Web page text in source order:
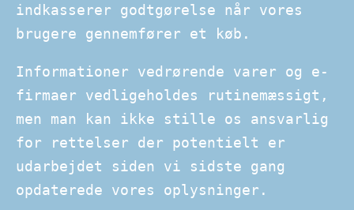
indkasserer godtgørelse når vores
brugere gennemfører et køb.
Informationer vedrørende varer og e-
firmaer vedligeholdes rutinemæssigt,
men man kan ikke stille os ansvarlig
for rettelser der potentielt er
udarbejdet siden vi sidste gang
opdaterede vores oplysninger.